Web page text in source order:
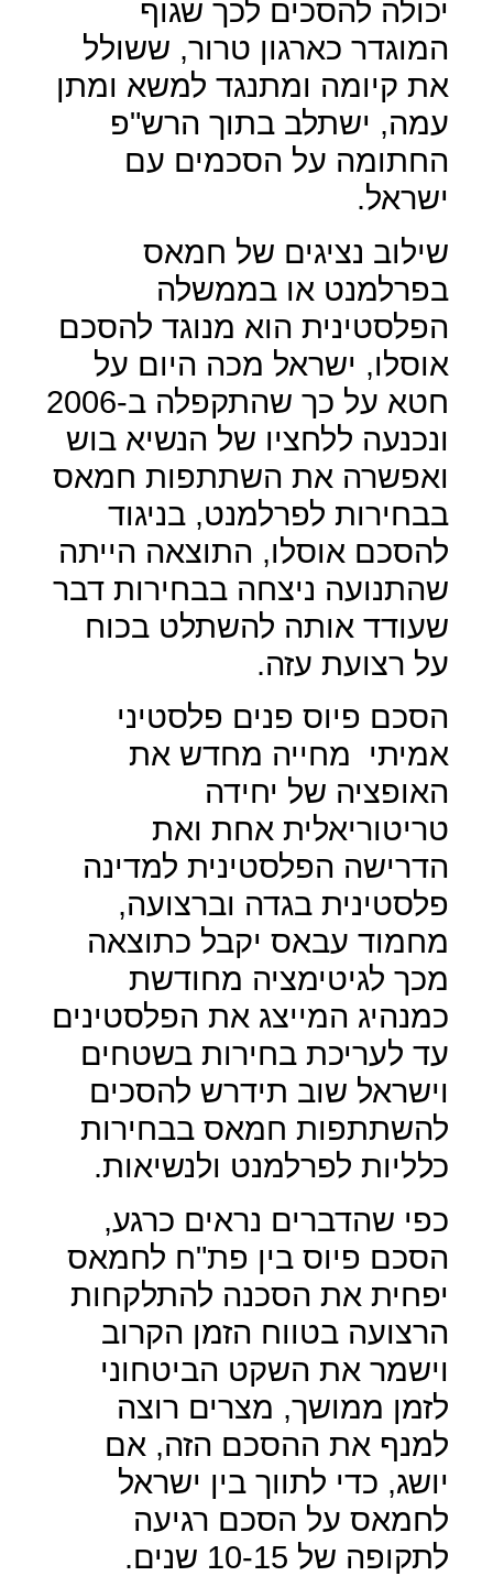
יכולה להסכים לכך שגוף
המוגדר כארגון טרור, ששולל
את קיומה ומתנגד למשא ומתן
עמה, ישתלב בתוך הרש"פ
החתומה על הסכמים עם
ישראל.
שילוב נציגים של חמאס
בפרלמנט או בממשלה
הפלסטינית הוא מנוגד להסכם
אוסלו, ישראל מכה היום על
חטא על כך שהתקפלה ב-2006
ונכנעה ללחציו של הנשיא בוש
ואפשרה את השתתפות חמאס
בבחירות לפרלמנט, בניגוד
להסכם אוסלו, התוצאה הייתה
שהתנועה ניצחה בבחירות דבר
שעודד אותה להשתלט בכוח
על רצועת עזה.
הסכם פיוס פנים פלסטיני
אמיתי
מחייה מחדש את
האופציה של יחידה
טריטוריאלית אחת ואת
הדרישה הפלסטינית למדינה
פלסטינית בגדה וברצועה,
מחמוד עבאס יקבל כתוצאה
מכך לגיטימציה מחודשת
כמנהיג המייצג את הפלסטינים
עד לעריכת בחירות בשטחים
וישראל שוב תידרש להסכים
להשתתפות חמאס בבחירות
כלליות לפרלמנט ולנשיאות.
כפי שהדברים נראים כרגע,
הסכם פיוס בין פת"ח לחמאס
יפחית את הסכנה להתלקחות
הרצועה בטווח הזמן הקרוב
וישמר את השקט הביטחוני
לזמן ממושך, מצרים רוצה
למנף את ההסכם הזה, אם
יושג, כדי לתווך בין ישראל
לחמאס על הסכם רגיעה
לתקופה של 10-15 שנים.